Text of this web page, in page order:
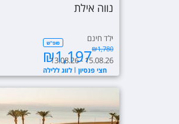
נווה אילת
סופ"ש
₪1,197₪1,780
חצי פנסיון לזוג ללילה
ילד חינם
13.08.26 - 15.08.26